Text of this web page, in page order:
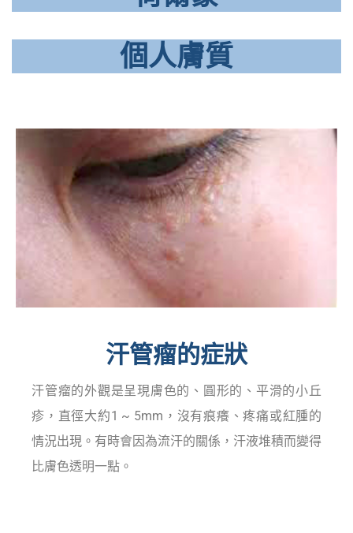
個人膚質
汗管瘤的症狀
汗管瘤的外觀是呈現膚色的、圓形的、平滑的小丘
疹，直徑大約1 ~ 5mm，沒有痕癢、疼痛或紅腫的
情況出現。有時會因為流汗的關係，汗液堆積而變得
比膚色透明一點。